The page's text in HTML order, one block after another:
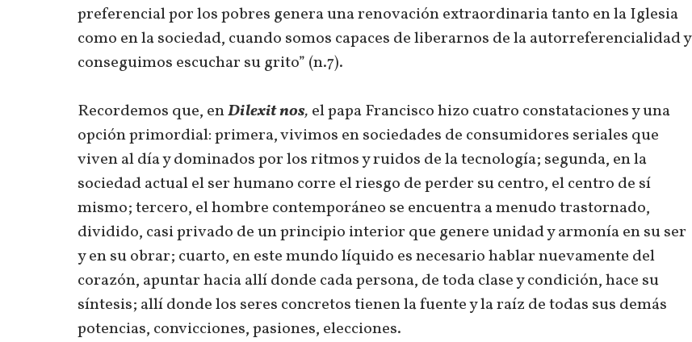
preferencial por los pobres genera una renovación extraordinaria tanto en la Iglesia
como en la sociedad, cuando somos capaces de liberarnos de la autorreferencialidad y
conseguimos escuchar su grito” (n.7).
Recordemos que, enDilexit nos, el papa Francisco hizo cuatro constataciones y una
opción primordial: primera, vivimos en sociedades de consumidores seriales que
viven al día y dominados por los ritmos y ruidos de la tecnología; segunda, en la
sociedad actual el ser humano corre el riesgo de perder su centro, el centro de sí
mismo; tercero, el hombre contemporáneo se encuentra a menudo trastornado,
dividido, casi privado de un principio interior que genere unidad y armonía en su ser
y en su obrar; cuarto, en este mundo líquido es necesario hablar nuevamente del
corazón, apuntar hacia allí donde cada persona, de toda clase y condición, hace su
síntesis; allí donde los seres concretos tienen la fuente y la raíz de todas sus demás
potencias, convicciones, pasiones, elecciones.